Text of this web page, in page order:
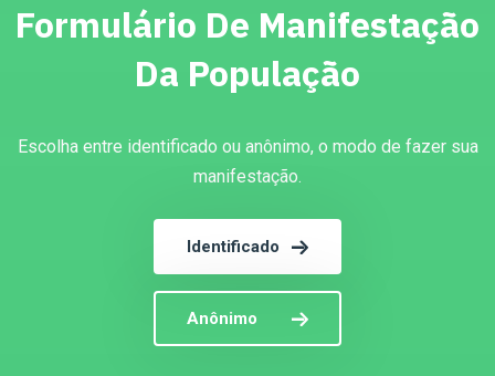
Formulário De Manifestação
Da População
Escolha entre identificado ou anônimo, o modo de fazer sua
manifestação.
Identificado
Anônimo